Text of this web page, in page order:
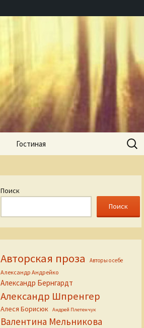
Гостиная
Найти:
Поиск
Поиск
Авторская проза Авторы о себе
Александр Андрейко
Александр Бернгардт
Александр Шпренгер
Алеся Борисюк Андрей Плетенчук
Валентина Мельникова